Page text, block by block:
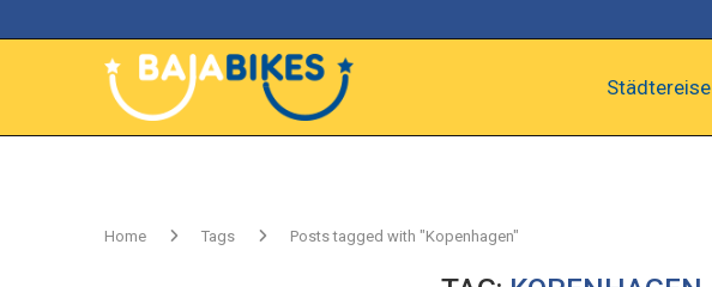
Städtereise
Home Tags Posts tagged with "Kopenhagen"